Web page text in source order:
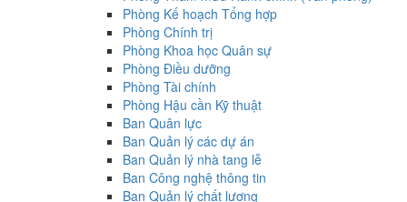
Phòng Kế hoạch Tổng hợp
Phòng Chính trị
Phòng Khoa học Quân sự
Phòng Điều dưỡng
Phòng Tài chính
Phòng Hậu cần Kỹ thuật
Ban Quân lực
Ban Quản lý các dự án
Ban Quản lý nhà tang lễ
Ban Công nghệ thông tin
Ban Quản lý chất lượng